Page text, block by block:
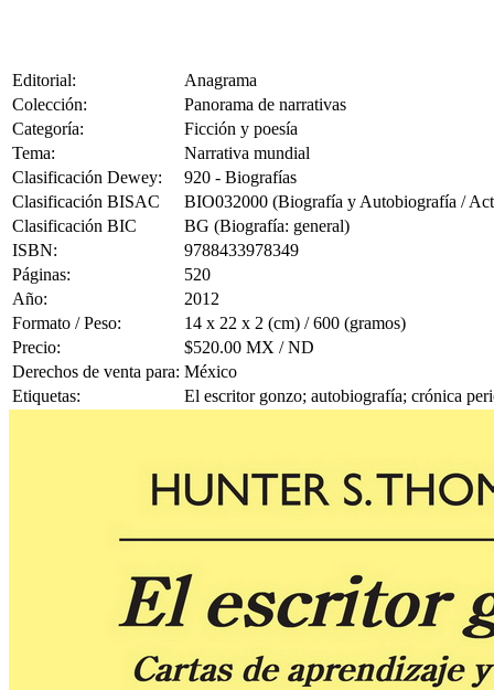
Editorial:
Anagrama
Colección:
Panorama de narrativas
Categoría:
Ficción y poesía
Tema:
Narrativa mundial
Clasificación Dewey:
920 - Biografías
Clasificación BISAC
BIO032000 (Biografía y Autobiografía /
Clasificación BIC
BG (Biografía: general)
ISBN:
9788433978349
Páginas:
520
Año:
2012
Formato / Peso:
14 x 22 x 2 (cm) / 600 (gramos)
Precio:
$520.00 MX / ND
Derechos de venta para: México
Etiquetas:
El escritor gonzo; autobiografía; crónica